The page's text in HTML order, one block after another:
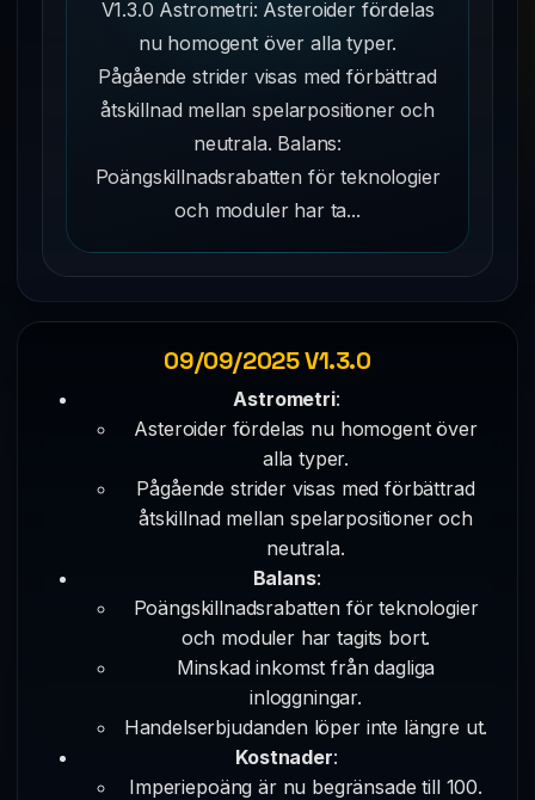
V1.3.0 Astrometri: Asteroider fördelas
nu homogent över alla typer.
Pågående strider visas med förbättrad
åtskillnad mellan spelarpositioner och
neutrala. Balans:
Poängskillnadsrabatten för teknologier
och moduler har ta...
09/09/2025 V1.3.0
Astrometri:
Asteroider fördelas nu homogent över
alla typer.
Pågående strider visas med förbättrad
åtskillnad mellan spelarpositioner och
neutrala.
Balans:
Poängskillnadsrabatten för teknologier
och moduler har tagits bort.
Minskad inkomst från dagliga
inloggningar.
Handelserbjudanden löper inte längre ut.
Kostnader:
Imperiepoäng är nu begränsade till 100.